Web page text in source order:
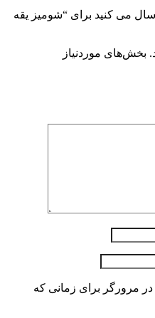
می کنید برای “شومیز یقه
بخش‌های موردنیاز
مرورگر برای زمانی که